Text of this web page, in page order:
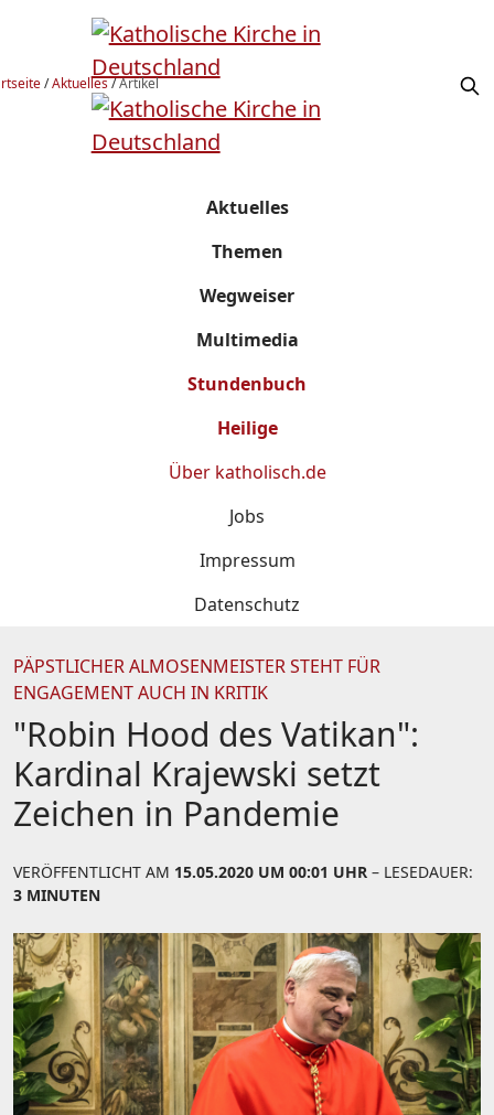
/Aktuelles/Artikel
Aktuelles
Themen
Wegweiser
Multimedia
Stundenbuch
Heilige
Über katholisch.de
Jobs
Impressum
Datenschutz
PÄPSTLICHER ALMOSENMEISTER STEHT FÜR
ENGAGEMENT AUCH IN KRITIK
"Robin Hood des Vatikan":
Kardinal Krajewski setzt
Zeichen in Pandemie
VERÖFFENTLICHT AM 15.05.2020 UM 00:01 UHR – LESEDAUER:
3 MINUTEN